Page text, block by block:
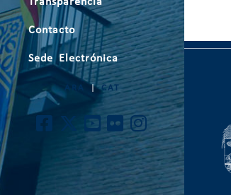
Transparencia
Contacto
Sede Electrónica
ARA |CAT